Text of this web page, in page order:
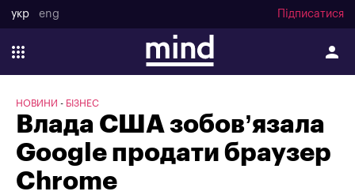
укр eng Підписатися
НОВИНИ БІЗНЕС
Влада США зобов’язала
Google продати браузер
Chrome